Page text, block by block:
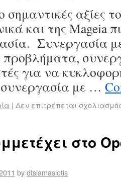
σημαντικές αξίες
και της Mageia
Συνεργασία
προβλήματα,
για να
με …
| Δεν επιτρέπεται
στο
bydtsiamasiotis